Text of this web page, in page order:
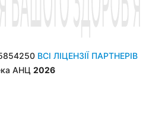
ВСІ ЛІЦЕНЗІЇ ПАРТНЕРІВ
АНЦ 2026